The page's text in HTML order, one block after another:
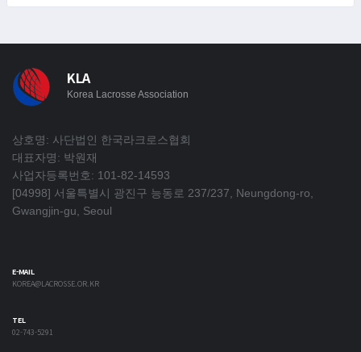
KLA
Korea Lacrosse Association
상호명: 사단법인 한국라크로스협회
대표자명: 박원재
사업자등록번호: 101-82-14593
[04998] 서울특별시 광진구 능동로 237/237, Neungdong-ro,
Gwangjin-gu, Seoul
E-MAIL
KOREA@LACROSSE.OR.KR
TEL
02-743-5291